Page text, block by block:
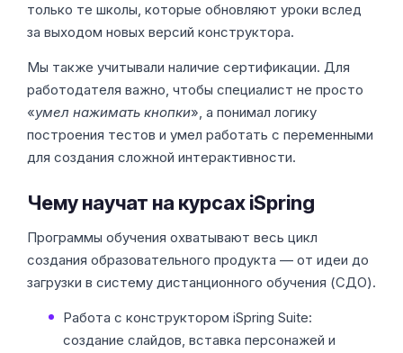
только те школы, которые обновляют уроки вслед
за выходом новых версий конструктора.
Мы также учитывали наличие сертификации. Для
работодателя важно, чтобы специалист не просто
«умел нажимать кнопки», а понимал логику
построения тестов и умел работать с переменными
для создания сложной интерактивности.
Чему научат на курсах iSpring
Программы обучения охватывают весь цикл
создания образовательного продукта — от идеи до
загрузки в систему дистанционного обучения (СДО).
Работа с конструктором iSpring Suite:
создание слайдов, вставка персонажей и